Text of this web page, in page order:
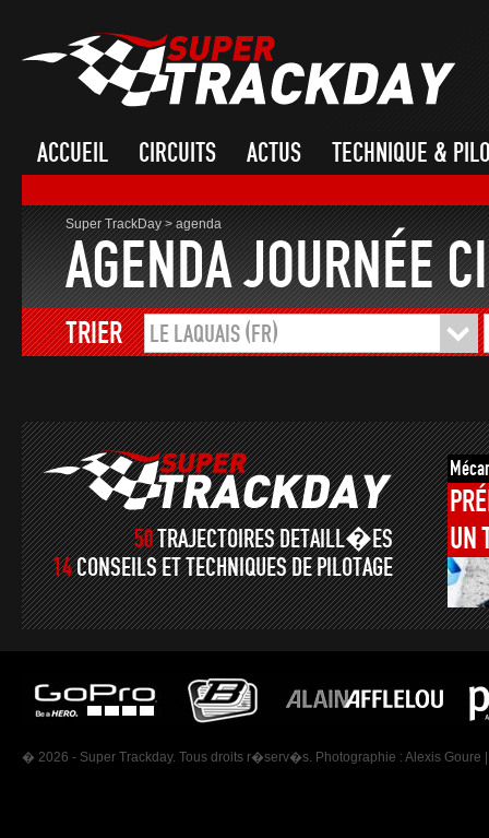
ACCUEIL CIRCUITS ACTUS TECHNIQUE &
Super TrackDay>agenda
AGENDA JOURNÉE
TRIER LE LAQUAIS (FR)
50TRAJECTOIRES DETAILL�ES
14CONSEILS ET TECHNIQUES DE PILOTAGE
UN
� 2026 - Super Trackday. Tous droits r�serv�s. Photographie : Alexis Goure